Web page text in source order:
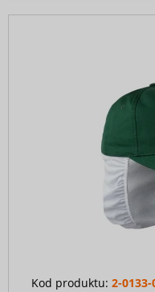
Kod produktu: 2-0133-